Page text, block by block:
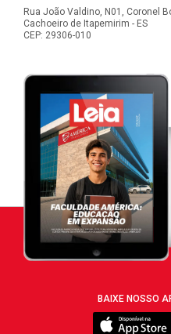
Rua João Valdino, N01, Coronel
Cachoeiro de Itapemirim - ES
CEP: 29306-010
BAIXE NOSSO